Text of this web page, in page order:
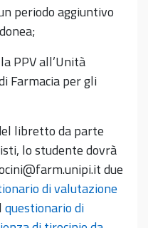
periodo aggiuntivo
PPV all’Unità
Farmacia per gli
libretto da parte
lo studente dovrà
due
di valutazione
questionario di